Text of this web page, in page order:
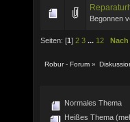
Begonnen
Seiten: [1] 2 3 ... 12
Robur - Forum »
Normales Thema
Heißes Thema